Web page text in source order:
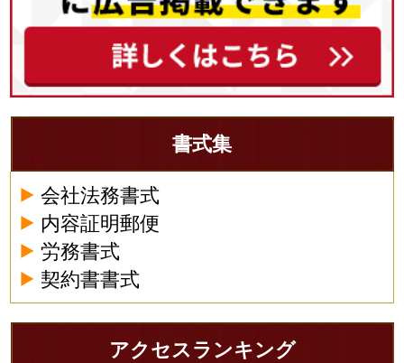
書式集
会社法務書式
内容証明郵便
労務書式
契約書書式
アクセスランキング